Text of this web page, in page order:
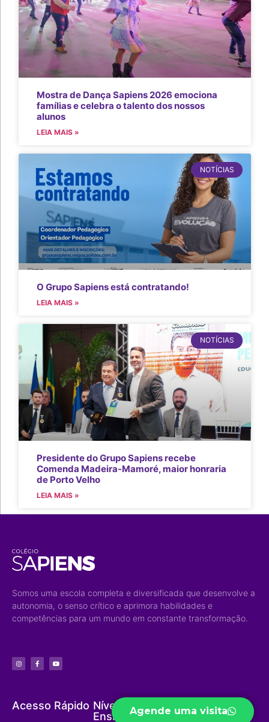
Mostra de Dança Sapiens 2026 emociona
famílias e celebra o talento dos nossos
alunos
LEIA MAIS »
NOTÍCIAS
O Grupo Sapiens está contratando!
LEIA MAIS »
NOTÍCIAS
Presidente do Grupo Sapiens recebe
Comenda Madeira-Mamoré, maior honraria
de Porto Velho
LEIA MAIS »
Agende uma visita
Somos uma escola completa e diversificada que desenvolve a
autonomia, o senso crítico e aprimora habilidades e
competências para um mundo em constante transformação.
Acesso Rápido Níveis de
Ensino
Projetos